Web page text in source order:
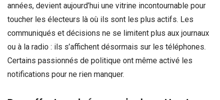
années, devient aujourd’hui une vitrine incontournable pour
toucher les électeurs là où ils sont les plus actifs. Les
communiqués et décisions ne se limitent plus aux journaux
ou à la radio : ils s’affichent désormais sur les téléphones.
Certains passionnés de politique ont même activé les
notifications pour ne rien manquer.